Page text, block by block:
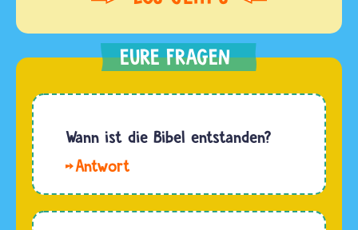
Wann ist die Bibel entstanden?
Luisa,